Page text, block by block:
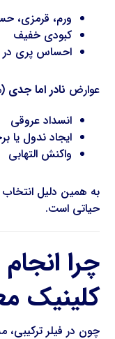
ورم، قرمزی،
کبودی خفیف
احساس پری در
عوارض نادر اما جدی
انسداد عروقی
ایجاد ندول یا
واکنش التهابی
به همین دلیل
حیاتی است.
چرا
کلینیک
چون در فیلر